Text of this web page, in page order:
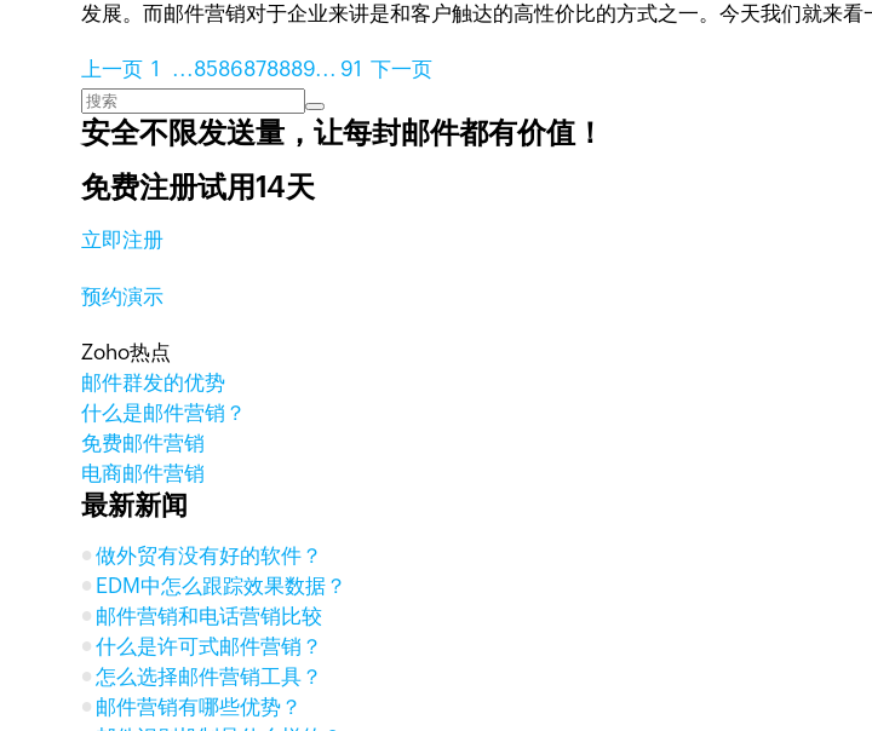
发展。而邮件营销对于企业来讲是和客户触达的高性价比的方式之一。今天我们就来
上一页1 ...8586878889... 91 下一页
安全不限发送量，让每封邮件都有价值！
免费注册试用14天
立即注册
预约演示
Zoho热点
邮件群发的优势
什么是邮件营销？
免费邮件营销
电商邮件营销
最新新闻
做外贸有没有好的软件？
EDM中怎么跟踪效果数据？
邮件营销和电话营销比较
什么是许可式邮件营销？
怎么选择邮件营销工具？
邮件营销有哪些优势？